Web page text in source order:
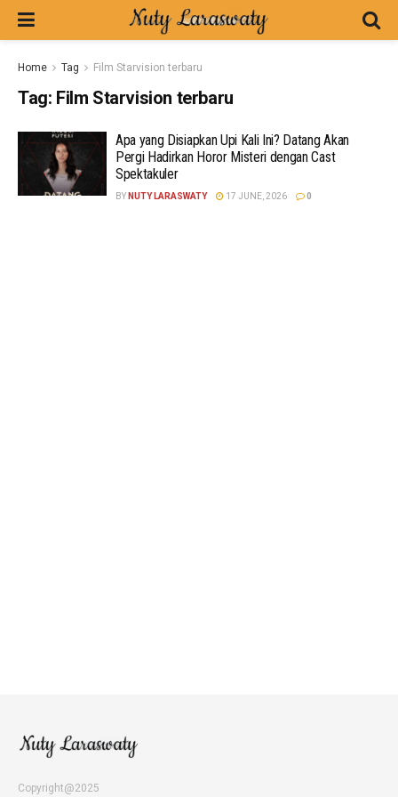
Home Tag Film Starvision terbaru
Tag: Film Starvision terbaru
Apa yang Disiapkan Upi Kali Ini? Datang Akan
Pergi Hadirkan Horor Misteri dengan Cast
Spektakuler
BY NUTY LARASWATY 17 JUNE, 2026 0
Copyright@2025